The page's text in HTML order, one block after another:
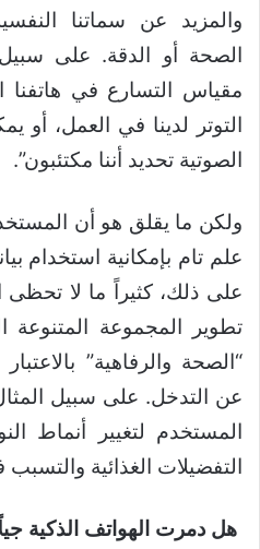
والمزيد عن سماتنا
الصحة أو الدقة. على
مقياس التسارع في هاتفنا
التوتر لدينا في العمل، أو
الصوتية تحديد أننا مكتئبون”.
ولكن ما يقلق هو أن
علم تام بإمكانية استخدام
على ذلك، كثيراً ما لا
تطوير المجموعة المتنوعة
“الصحة والرفاهية”
عن التدخل. على سبيل
المستخدم لتغيير أنماط
التفضيلات الغذائية
هل دمرت الهواتف الذكية